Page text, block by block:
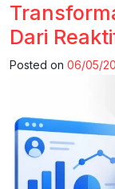
Dari
Posted on06/05/